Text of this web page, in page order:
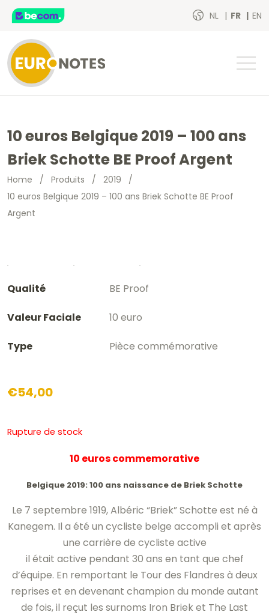
NL FR EN
10 euros Belgique 2019 – 100 ans
Briek Schotte BE Proof Argent
Home / Produits / 2019 /
10 euros Belgique 2019 – 100 ans Briek Schotte BE Proof
Argent
Qualité BE Proof
Valeur Faciale 10 euro
Type Pièce commémorative
€54,00
Rupture de stock
10 euros commemorative
Belgique 2019: 100 ans naissance de Briek Schotte
Le 7 septembre 1919, Albéric “Briek” Schotte est né à
Kanegem. Il a été un cycliste belge accompli et après
une carrière de cycliste active
il était active pendant 30 ans en tant que chef
d’équipe. En remportant le Tour des Flandres à deux
reprises et en devenant champion du monde autant
de fois, il reçut les surnoms Iron Briek et The Last